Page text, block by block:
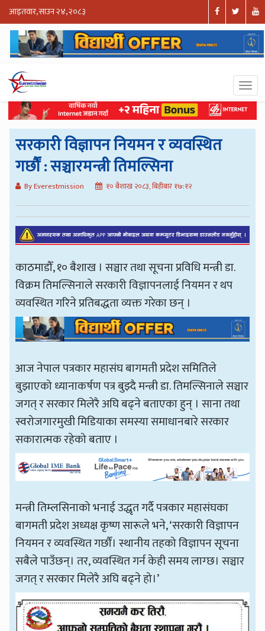
आइतवार, साउन २४, २०८३
सरकारी विज्ञापन नियमन र व्यवस्थित
गर्छौं : सञ्चारमन्त्री तिमल्सिना
By Everestmission १० बैशाख २०८३, बिहीबार १७:१२
काठमाडौँ, १० बैशाख । सञ्चार तथा सूचना प्रविधि मन्त्री डा.
विक्रम तिमल्सिनाले सरकारी विज्ञापनलाई नियमन र थप
व्यवस्थित गरिने प्रतिबद्धता व्यक्त गरेका छन् ।
आज नेपाल पत्रकार महासंघ बागमती प्रदेश समितिले
बुझाएको ध्यानाकर्षण पत्र बुझ्दै मन्त्री डा. तिमल्सिनाले सञ्चार
जगत् र सरकार मिलेरै अघि बढ्ने बताएका हुन् । साना तथा
स्वरोजगारमुखी मिडियाका समस्या समाधानबारे सरकार
सकारात्मक रहेको बताए ।
मन्त्री तिम्लसिनाको भनाई उद्धृत गर्दै पत्रकार महासंघका
बागमती प्रदेश अध्यक्ष कृष्ण सारूले भने, ‘सरकारी विज्ञापन
नियमन र व्यवस्थित गर्छौं। स्थानीय तहको विज्ञापन सूचना
सबैले पाउँछन्। तर, व्यवस्थित गर्न केही समय लाग्छ। सञ्चार
जगत् र सरकार मिलेरै अघि बढ्ने हो।’